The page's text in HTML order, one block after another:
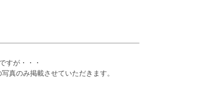
すが・・・
真のみ掲載させていただきます。